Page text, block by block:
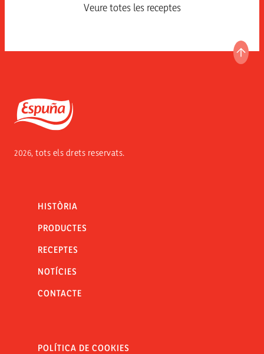
Veure totes les receptes
Espuña
2026, tots els drets reservats.
HISTÒRIA
PRODUCTES
RECEPTES
NOTÍCIES
CONTACTE
POLÍTICA DE COOKIES